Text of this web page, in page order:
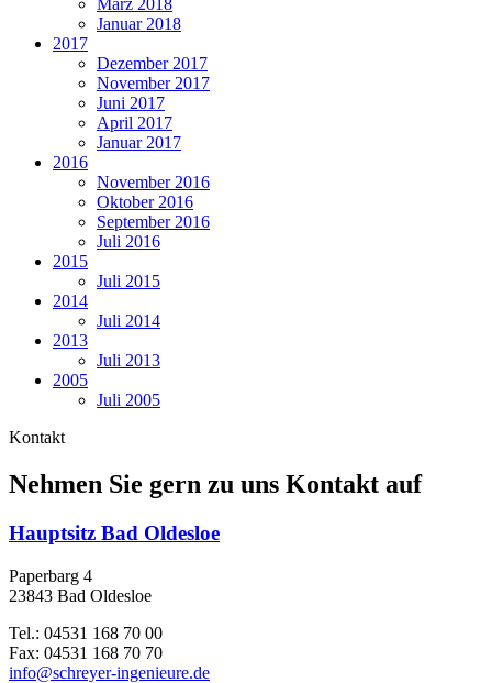
März 2018
Januar 2018
2017
Dezember 2017
November 2017
Juni 2017
April 2017
Januar 2017
2016
November 2016
Oktober 2016
September 2016
Juli 2016
2015
Juli 2015
2014
Juli 2014
2013
Juli 2013
2005
Juli 2005
Kontakt
Nehmen Sie gern zu uns Kontakt auf
Hauptsitz Bad Oldesloe
Paperbarg 4
23843 Bad Oldesloe
Tel.: 04531 168 70 00
Fax: 04531 168 70 70
info@schreyer-ingenieure.de